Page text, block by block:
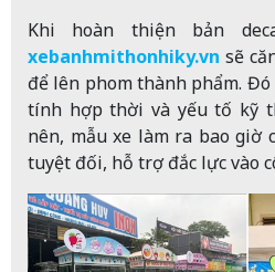
Khi hoàn thiện bản
xebanhmithonhiky.vn sẽ
để lên phom thành phẩm.
tính hợp thời và yếu tố kỹ
nên, mẫu xe làm ra bao giờ
tuyệt đối, hỗ trợ đắc lực vào